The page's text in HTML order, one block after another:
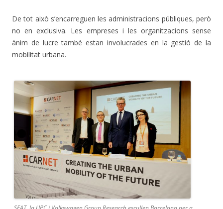
De tot això s’encarreguen les administracions públiques, però
no en exclusiva. Les empreses i les organitzacions sense
ànim de lucre també estan involucrades en la gestió de la
mobilitat urbana.